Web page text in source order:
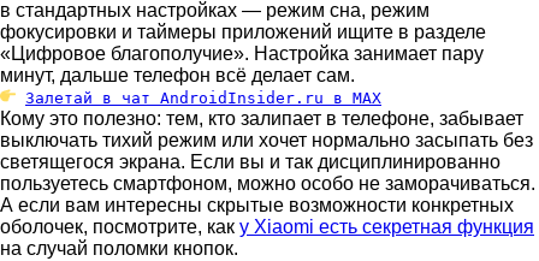
в стандартных настройках — режим сна, режим
фокусировки и таймеры приложений ищите в разделе
«Цифровое благополучие». Настройка занимает пару
минут, дальше телефон всё делает сам.
Залетай в чат AndroidInsider.ru в MAX
Кому это полезно: тем, кто залипает в телефоне, забывает
выключать тихий режим или хочет нормально засыпать без
светящегося экрана. Если вы и так дисциплинированно
пользуетесь смартфоном, можно особо не заморачиваться.
А если вам интересны скрытые возможности конкретных
оболочек, посмотрите, как у Xiaomi есть секретная функция
на случай поломки кнопок.